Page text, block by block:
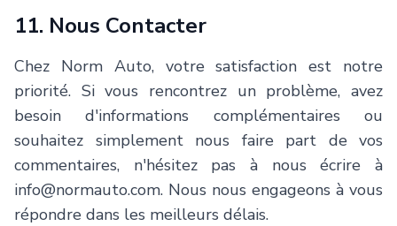
11. Nous Contacter
Chez Norm Auto, votre satisfaction est notre
priorité. Si vous rencontrez un problème, avez
besoin d'informations complémentaires ou
souhaitez simplement nous faire part de vos
commentaires, n'hésitez pas à nous écrire à
info@normauto.com. Nous nous engageons à vous
répondre dans les meilleurs délais.